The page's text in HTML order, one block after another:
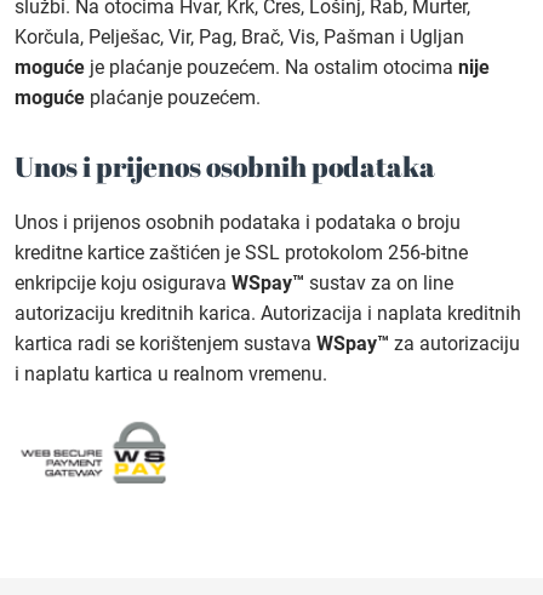
službi. Na otocima Hvar, Krk, Cres, Lošinj, Rab, Murter,
Korčula, Pelješac, Vir, Pag, Brač, Vis, Pašman i Ugljan
moguće je plaćanje pouzećem. Na ostalim otocima nije
moguće plaćanje pouzećem.
Unos i prijenos osobnih podataka
Unos i prijenos osobnih podataka i podataka o broju
kreditne kartice zaštićen je SSL protokolom 256-bitne
enkripcije koju osigurava WSpay™ sustav za on line
autorizaciju kreditnih karica. Autorizacija i naplata kreditnih
kartica radi se korištenjem sustava WSpay™ za autorizaciju
i naplatu kartica u realnom vremenu.